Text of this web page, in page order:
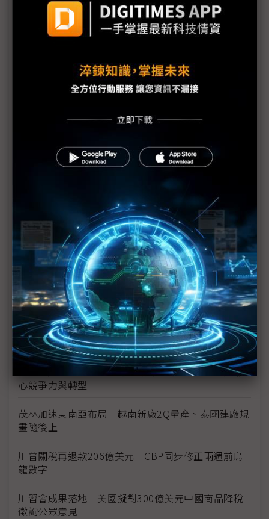
台灣汽車零件輸美稅率大降 東陽、堤維西等零組件
廠迎利多行情
朋程擴產搶攻高效車用元件市場 AI伺服器與HVDC
洲市佔首破15%
回應232關稅優惠上路 東陽：對台灣汽車零件產業
具正面意義
新纖：地緣風險是危機也是轉機 三大布局推進成長
台美投資MOU關稅優惠先落地 汽車零組件15%、航
空零件迎近乎免稅
中資背景也能過關 Volvo獲白宮豁免可繼續在美賣
車
裕隆國產、外銷同步並進 嚴陳莉蓮：AI賦能強化核
心競爭力與轉型
茂林加速東南亞布局 越南新廠2Q量產、泰國建廠規
畫隨後上
川普關稅再退款206億美元 CBP同步修正兩週前烏
龍數字
川習會成果落地 美國擬對300億美元中國商品降稅
徵詢公眾意見